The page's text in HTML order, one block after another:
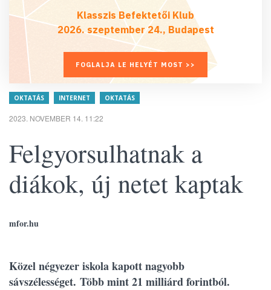
Klasszis Befektetői Klub
2026. szeptember 24., Budapest
FOGLALJA LE HELYÉT MOST >>
OKTATÁS INTERNET OKTATÁS
2023. NOVEMBER 14. 11:22
Felgyorsulhatnak a
diákok, új netet kaptak
mfor.hu
Közel négyezer iskola kapott nagyobb
sávszélességet. Több mint 21 milliárd forintból.